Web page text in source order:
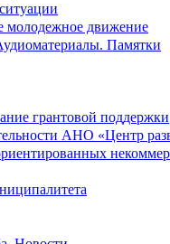
молодежное движение
Памятки
грантовой поддержки
АНО «Центр